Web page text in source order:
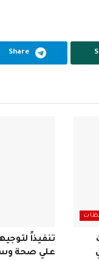
Share
تنفيذاً
علي صحة